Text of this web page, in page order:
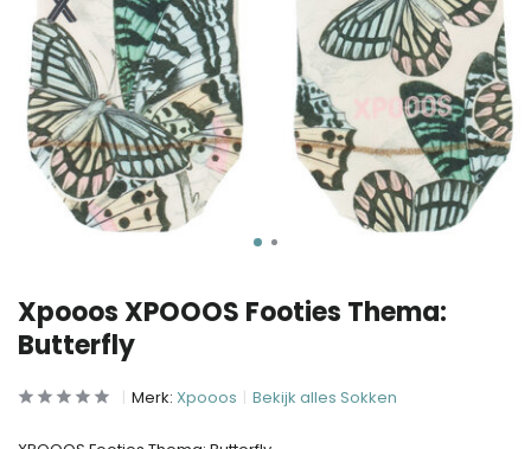
Xpooos XPOOOS Footies Thema:
Butterfly
Merk: Xpooos Bekijk alles Sokken